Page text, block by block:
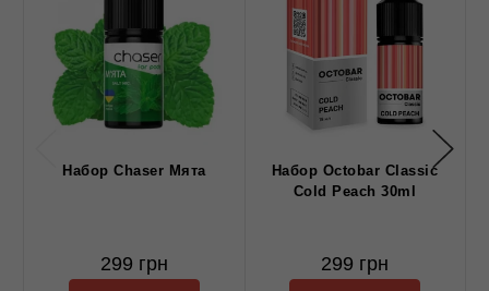
Набор Chaser Мята
299 грн
Набор Octobar Classic
Cold Peach 30ml
299 грн